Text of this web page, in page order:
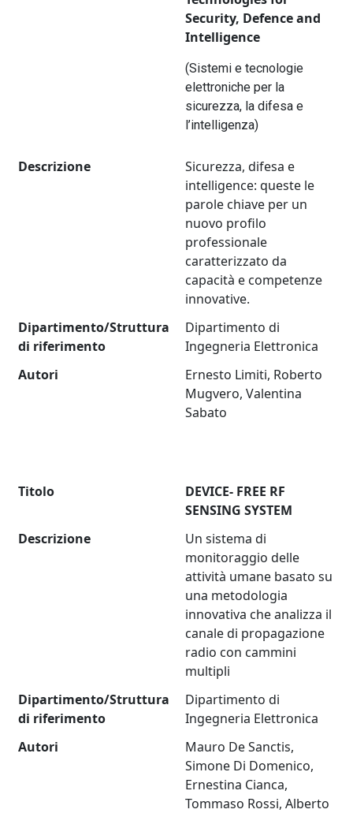
Security, Defence and
Intelligence
(Sistemi e tecnologie
elettroniche per la
sicurezza, la difesa e
l’intelligenza)
Descrizione
Sicurezza, difesa e
intelligence: queste le
parole chiave per un
nuovo profilo
professionale
caratterizzato da
capacità e competenze
innovative.
Dipartimento/Struttura
di riferimento
Dipartimento di
Ingegneria Elettronica
Autori
Ernesto Limiti, Roberto
Mugvero, Valentina
Sabato
Titolo
DEVICE- FREE RF
SENSING SYSTEM
Descrizione
Un sistema di
monitoraggio delle
attività umane basato su
una metodologia
innovativa che analizza il
canale di propagazione
radio con cammini
multipli
Dipartimento/Struttura
di riferimento
Dipartimento di
Ingegneria Elettronica
Autori
Mauro De Sanctis,
Simone Di Domenico,
Ernestina Cianca,
Tommaso Rossi, Alberto